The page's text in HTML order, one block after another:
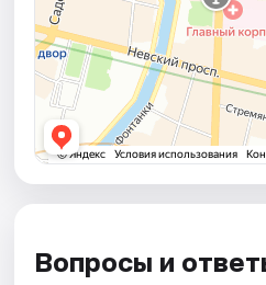
Вопросы и